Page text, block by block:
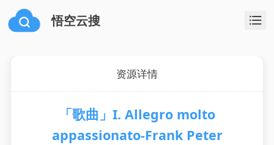
悟空云搜
资源详情
「歌曲」I. Allegro molto
appassionato-Frank Peter